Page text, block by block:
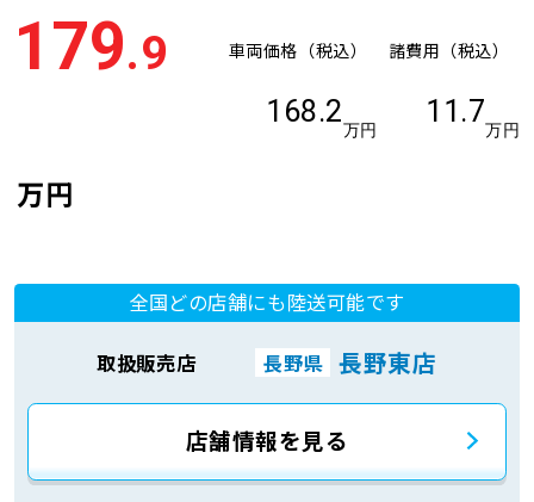
179.9
万円
車両価格（税込）
168.2
万円
諸費用（税込）
11.7
万円
全国どの店舗にも陸送可能です
取扱販売店 長野県 長野東店
店舗情報を見る